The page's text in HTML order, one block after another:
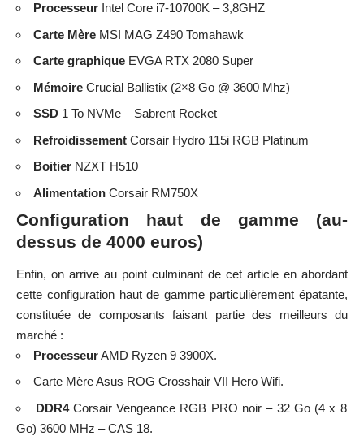
Processeur Intel Core i7-10700K – 3,8GHZ
Carte Mère MSI MAG Z490 Tomahawk
Carte graphique EVGA RTX 2080 Super
Mémoire Crucial Ballistix (2×8 Go @ 3600 Mhz)
SSD 1 To NVMe – Sabrent Rocket
Refroidissement Corsair Hydro 115i RGB Platinum
Boitier NZXT H510
Alimentation Corsair RM750X
Configuration haut de gamme (au-
dessus de 4000 euros)
Enfin, on arrive au point culminant de cet article en abordant
cette configuration haut de gamme particulièrement épatante,
constituée de composants faisant partie des meilleurs du
marché :
ProcesseurAMD Ryzen 9 3900X.
Carte Mère Asus ROG Crosshair VII Hero Wifi.
DDR4Corsair Vengeance RGB PRO noir – 32 Go (4 x 8
Go) 3600 MHz – CAS 18.